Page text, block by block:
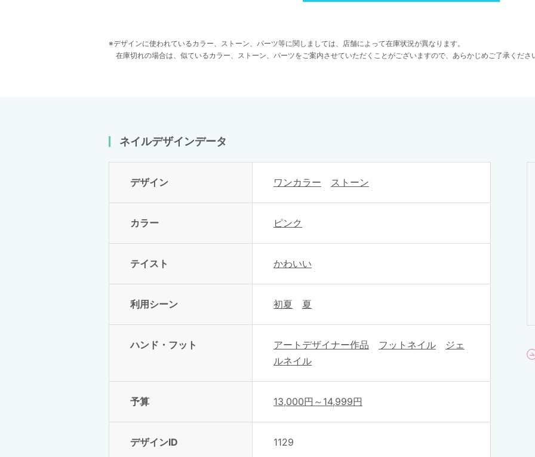
デザインに使われているカラー、ストーン、パーツ等に関しましては、店舗によって在庫状況が異なります。
在庫切れの場合は、似ているカラー、ストーン、パーツをご案内させていただくことがございますので、あらかじめご了承くださ
ネイルデザインデータ
デザイン ワンカラー ストーン
カラー ピンク
テイスト かわいい
利用シーン 初夏 夏
ハンド・フット アートデザイナー作品 フットネイル
ジェ
ルネイル
予算 13,000円～14,999円
デザインID 1129